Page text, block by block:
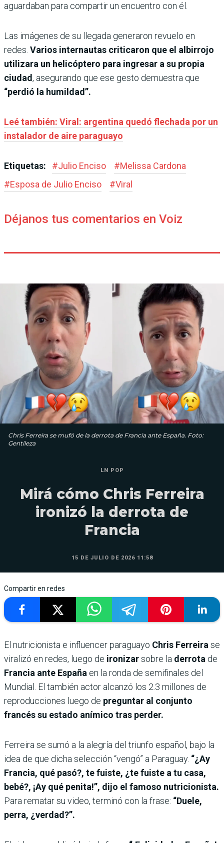
aguardaban para compartir un encuentro con él.
Las imágenes de su llegada generaron revuelo en
redes. Varios internautas criticaron que el albirrojo
utilizara un helicóptero para ingresar a su propia
ciudad, asegurando que ese gesto demuestra que
“perdió la humildad”.
Leé también: Viral: argentina quedó flechada por un
instalador de aire paraguayo
Etiquetas: #Julio Enciso #Melissa Cardona
#Esposa de Julio Enciso #Viral
Déjanos tus comentarios en Voiz
Chris Ferreira se mufó de la derrota de Francia ante España. Foto:
Gentileza
LN POP
Mirá cómo Chris Ferreira
ironizó la derrota de
Francia
15 DE JULIO DE 2026 11:58
Compartir en redes
El nutricionista e influencer paraguayo Chris Ferreira se
viralizó en redes, luego de ironizarsobre la derrota de
Francia ante España en la ronda de semifinales del
Mundial. El también actor alcanzó los 2.3 millones de
reproducciones luego de preguntar al conjunto
francés su estado anímico tras perder.
Ferreira se sumó a la alegría del triunfo español, bajo la
idea de que dicha selección “vengó” a Paraguay. “¿Ay
Francia, qué pasó?, te fuiste, ¿te fuiste a tu casa,
bebé?, ¡Ay qué penita!”, dijo el famoso nutricionista.
Para rematar su video, terminó con la frase: “Duele,
perra, ¿verdad?”.